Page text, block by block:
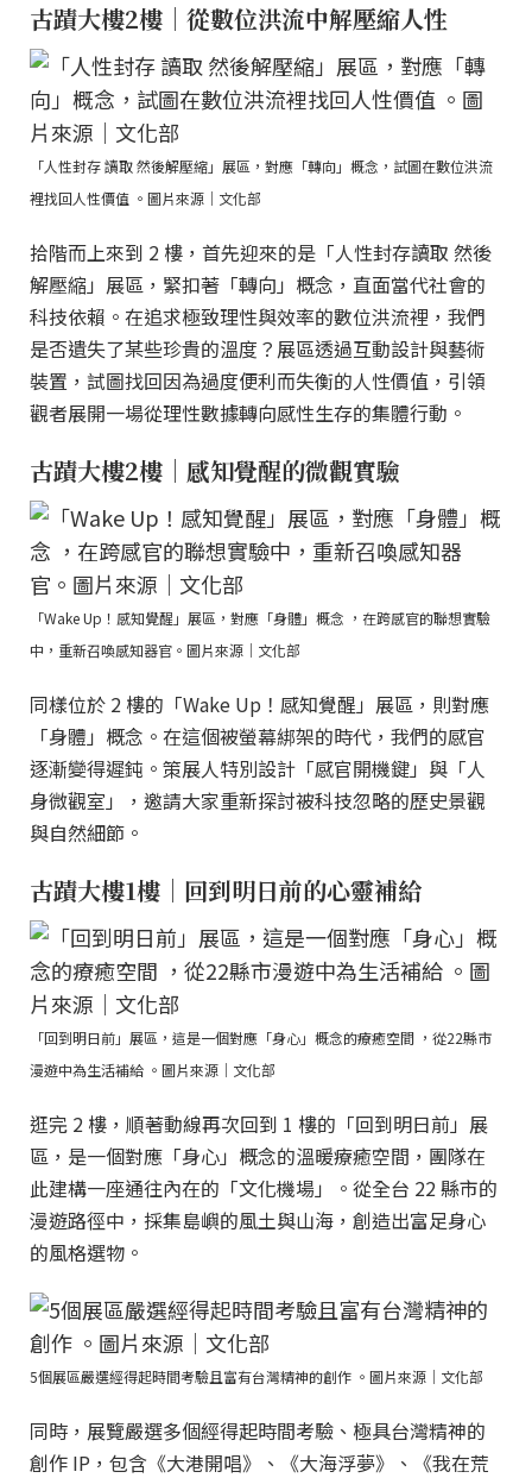
古蹟大樓2樓｜從數位洪流中解壓縮人性
「人性封存 讀取 然後解壓縮」展區，對應「轉向」概念，試圖在數位洪流
裡找回人性價值 。圖片來源｜文化部
拾階而上來到 2 樓，首先迎來的是「人性封存讀取 然後
解壓縮」展區，緊扣著「轉向」概念，直面當代社會的
科技依賴。在追求極致理性與效率的數位洪流裡，我們
是否遺失了某些珍貴的溫度？展區透過互動設計與藝術
裝置，試圖找回因為過度便利而失衡的人性價值，引領
觀者展開一場從理性數據轉向感性生存的集體行動。
古蹟大樓2樓｜感知覺醒的微觀實驗
「Wake Up！感知覺醒」展區，對應「身體」概念 ，在跨感官的聯想實驗
中，重新召喚感知器官。圖片來源｜文化部
同樣位於 2 樓的「Wake Up！感知覺醒」展區，則對應
「身體」概念。在這個被螢幕綁架的時代，我們的感官
逐漸變得遲鈍。策展人特別設計「感官開機鍵」與「人
身微觀室」，邀請大家重新探討被科技忽略的歷史景觀
與自然細節。
古蹟大樓1樓｜回到明日前的心靈補給
「回到明日前」展區，這是一個對應「身心」概念的療癒空間 ，從22縣市
漫遊中為生活補給 。圖片來源｜文化部
逛完 2 樓，順著動線再次回到 1 樓的「回到明日前」展
區，是一個對應「身心」概念的溫暖療癒空間，團隊在
此建構一座通往內在的「文化機場」。從全台 22 縣市的
漫遊路徑中，採集島嶼的風土與山海，創造出富足身心
的風格選物。
5個展區嚴選經得起時間考驗且富有台灣精神的創作 。圖片來源｜文化部
同時，展覽嚴選多個經得起時間考驗、極具台灣精神的
創作 IP，包含《大港開唱》、《大海浮夢》、《我在荒